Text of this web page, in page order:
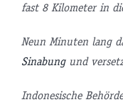
fast 8 Kilometer in
Neun Minuten lang
Sinabungund
Indonesische